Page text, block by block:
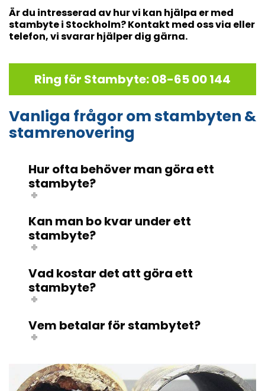
Är du intresserad av hur vi kan hjälpa er med
stambyte i Stockholm? Kontakt med oss via eller
telefon, vi svarar hjälper dig gärna.
Ring för Stambyte: 08-65 00 144
Vanliga frågor om stambyten &
stamrenovering
Hur ofta behöver man göra ett
stambyte?
Kan man bo kvar under ett
stambyte?
Vad kostar det att göra ett
stambyte?
Vem betalar för stambytet?